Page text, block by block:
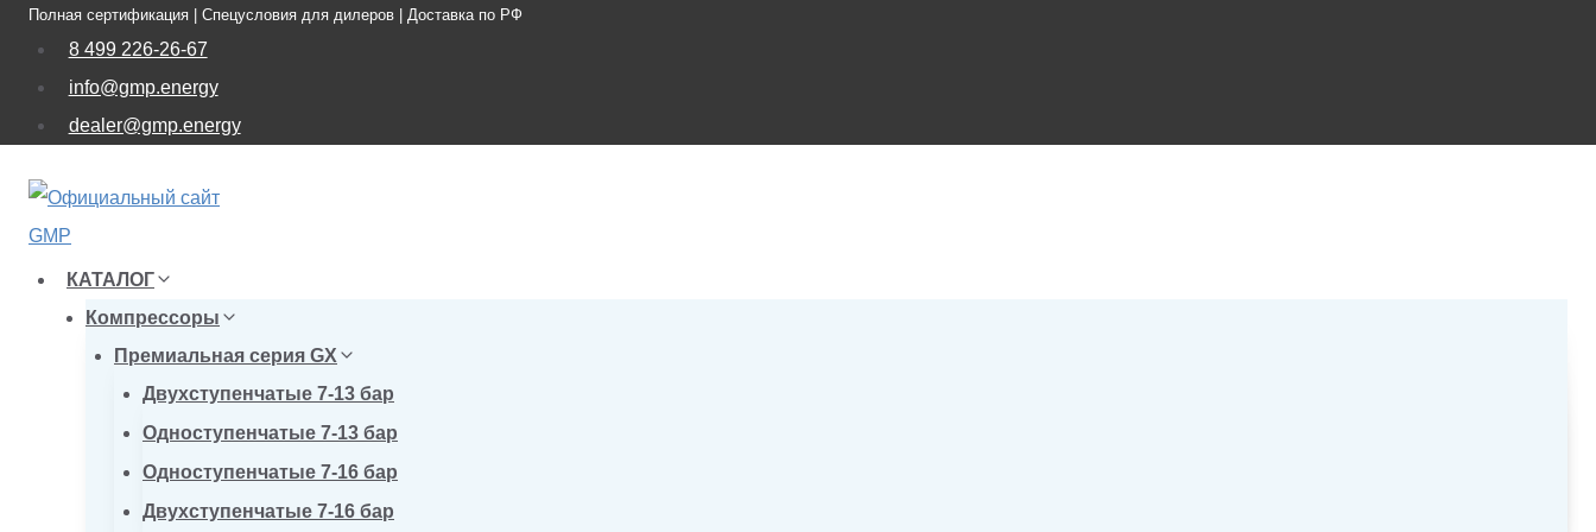
Перейти
содержимому
Полная сертификация | Спецусловия для дилеров | Доставка по РФ
8 499 226-26-67
info@gmp.energy
dealer@gmp.energy
КАТАЛОГ
Компрессоры
Премиальная серия GX
Двухступенчатые 7-13 бар
Одноступенчатые 7-13 бар
Одноступенчатые 7-16 бар
Двухступенчатые 7-16 бар